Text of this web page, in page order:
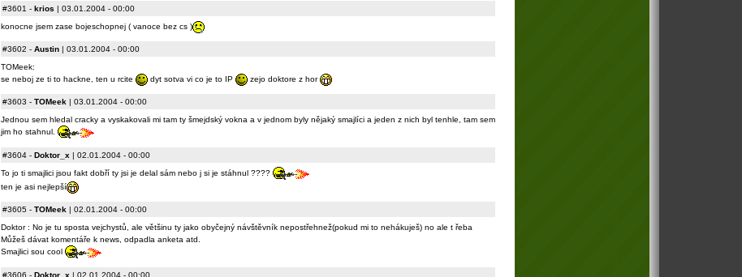
#3601 - krios | 03.01.2004 - 00:00
konocne jsem zase bojeschopnej ( vanoce bez cs )
#3602 - Austin| 03.01.2004 - 00:00
TOMeek:
se neboj ze ti to hackne, ten u rcite
dyt sotva vi co je to IP zejo doktore z hor
#3603 - TOMeek| 03.01.2004 - 00:00
Jednou sem hledal cracky a vyskakovali mi tam ty šmejdský vokna a v jednom byly nějaký smajlíci a jeden z nich byl tenhle, tam sem
jim ho stahnul.
#3604- Doktor_x | 02.01.2004 - 00:00
To jo ti smajlici jsou fakt dobří ty jsi je delal sám nebo j si je stáhnul ????
ten je asi nejlepší
#3605- TOMeek| 02.01.2004 - 00:00
Doktor : No je tu sposta vejchystů, ale většinu ty jako obyčejný návštěvník nepostřehnež(pokud mi to nehákuješ) no ale t řeba
Můžeš dávat komentáře k news, odpadla anketa atd.
Smajlici sou cool
#3606 - Doktor_x | 02.01.2004 - 00:00